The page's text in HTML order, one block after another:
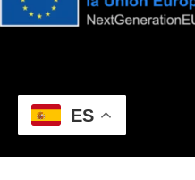
ES